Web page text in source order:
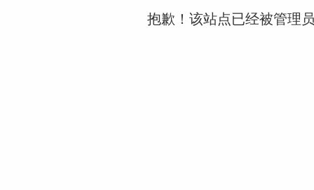
抱歉！该站点已经被管理